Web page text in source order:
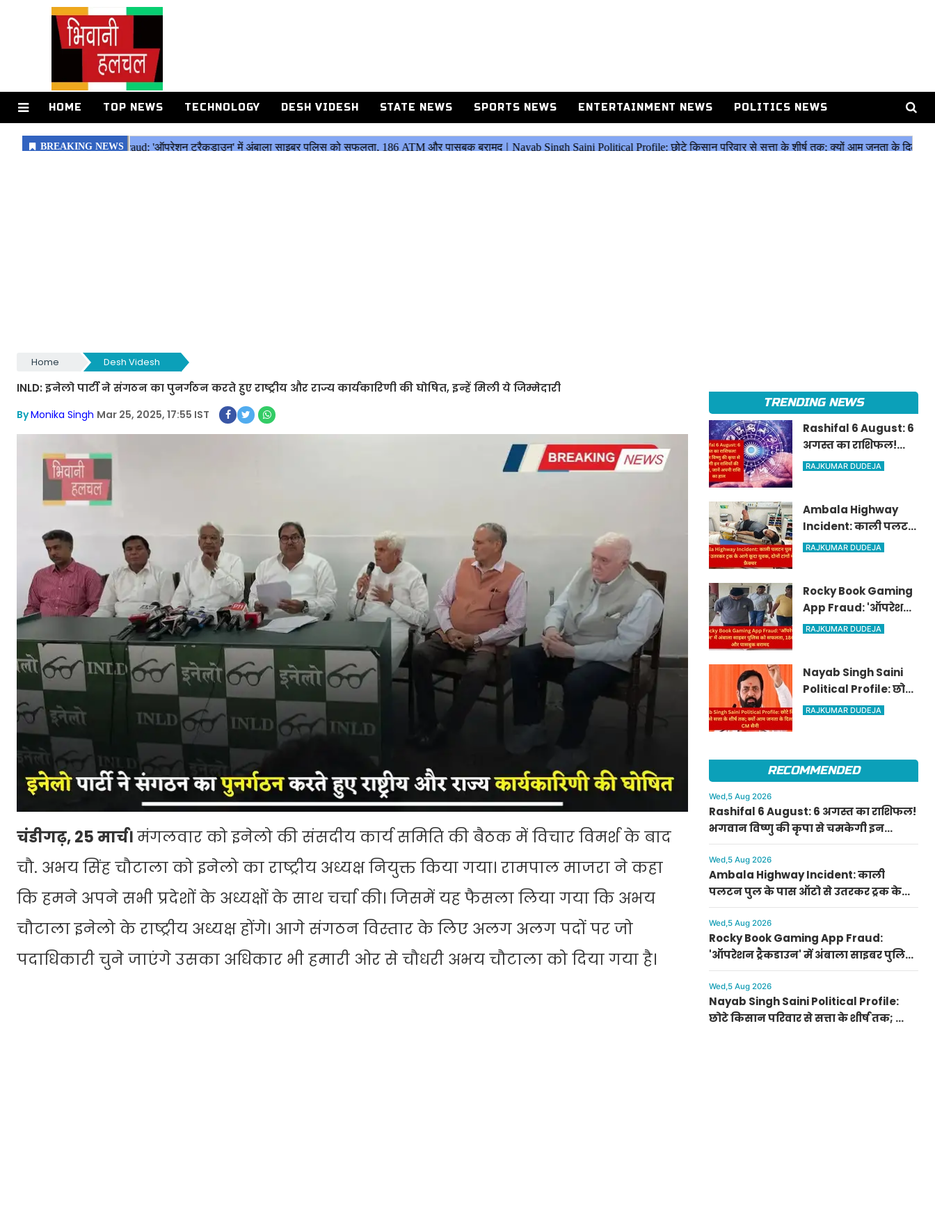
HOME TOP NEWS TECHNOLOGY DESH VIDESH STATE NEWS SPORTS NEWS ENTERTAINMENT NEWS POLITICS NEWS
Home Desh Videsh
INLD: इनेलो पार्टी ने संगठन का पुनर्गठन करते हुए राष्ट्रीय और राज्य कार्यकारिणी की घोषित, इन्हें मिली ये जिम्मेदारी
ByMonika Singh Mar 25, 2025, 17:55 IST
चंडीगढ़, 25 मार्च।मंगलवार को इनेलो की संसदीय कार्य समिति की बैठक में विचार विमर्श के बाद
चौ. अभय सिंह चौटाला को इनेलो का राष्ट्रीय अध्यक्ष नियुक्त किया गया। रामपाल माजरा ने कहा
कि हमने अपने सभी प्रदेशों के अध्यक्षों के साथ चर्चा की। जिसमें यह फैसला लिया गया कि अभय
चौटाला इनेलो के राष्ट्रीय अध्यक्ष होंगे। आगे संगठन विस्तार के लिए अलग अलग पदों पर जो
पदाधिकारी चुने जाएंगे उसका अधिकार भी हमारी ओर से चौधरी अभय चौटाला को दिया गया है।
TRENDING NEWS
Rashifal 6 August: 6
अगस्त का राशिफल!
भगवान विष्णु की कृपा
राशि का हाल
RAJKUMAR DUDEJA
Ambala Highway
Incident: काली पलटन
पुल के पास ऑटो से
गंभीर फ्रैक्चर
RAJKUMAR DUDEJA
Rocky Book Gaming
App Fraud: 'ऑपरेशन
ट्रैकडाउन' में अंबाला
पासबुक बरामद
RAJKUMAR DUDEJA
Nayab Singh Saini
Political Profile: छोटे
किसान परिवार से सत्ता
RAJKUMAR DUDEJA
RECOMMENDED
Wed,5 Aug 2026
Rashifal 6 August: 6 अगस्त का राशिफल!
भगवान विष्णु की कृपा से चमकेगी इन
राशियों की किस्मत, जानें अपनी राशि का हाल
Wed,5 Aug 2026
Ambala Highway Incident: काली
पलटन पुल के पास ऑटो से उतरकर ट्रक के
आगे कूदा युवक, दोनों टांगों में गंभीर फ्रैक्चर
Wed,5 Aug 2026
Rocky Book Gaming App Fraud:
'ऑपरेशन ट्रैकडाउन' में अंबाला साइबर पुलिस
को सफलता, 186 ATM और पासबुक बरामद
Wed,5 Aug 2026
Nayab Singh Saini Political Profile:
छोटे किसान परिवार से सत्ता के शीर्ष तक; क्यों